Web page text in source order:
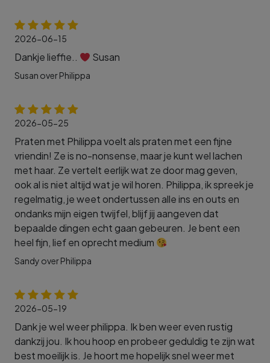
2026-06-15
Dankje lieffie.. Susan
Susan over Philippa
2026-05-25
Praten met Philippa voelt als praten met een fijne
vriendin! Ze is no-nonsense, maar je kunt wel lachen
met haar. Ze vertelt eerlijk wat ze door mag geven,
ook al is niet altijd wat je wil horen. Philippa, ik spreek je
regelmatig, je weet ondertussen alle ins en outs en
ondanks mijn eigen twijfel, blijf jij aangeven dat
bepaalde dingen echt gaan gebeuren. Je bent een
heel fijn, lief en oprecht medium
Sandy over Philippa
2026-05-19
Dank je wel weer philippa. Ik ben weer even rustig
dankzij jou. Ik hou hoop en probeer geduldig te zijn wat
best moeilijk is. Je hoort me hopelijk snel weer met